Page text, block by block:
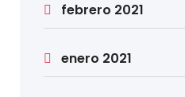
febrero 2021
enero 2021